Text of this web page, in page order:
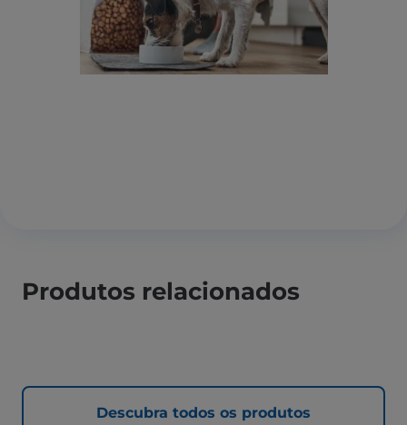
Produtos relacionados
Descubra todos os produtos